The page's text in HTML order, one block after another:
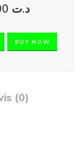
د.ت
BUY NOW
(0)